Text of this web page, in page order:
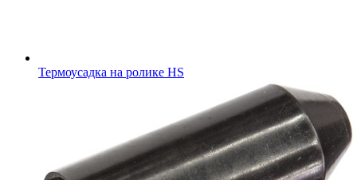
Термоусадка на ролике HS